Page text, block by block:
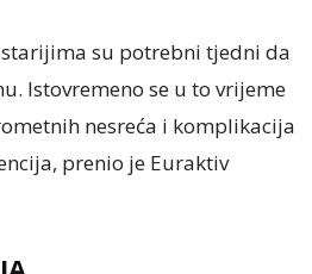
starijima su potrebni tjedni da
Istovremeno se u to vrijeme
nesreća i komplikacija
prenio je Euraktiv